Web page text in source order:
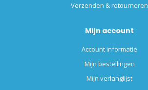
Verzenden & retourneren
Mijn account
Account informatie
Mijn bestellingen
Mijn verlanglijst